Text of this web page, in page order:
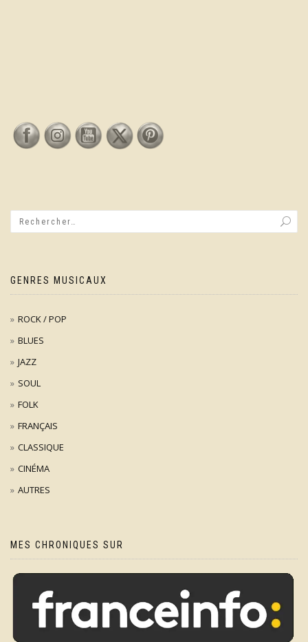
GENRES MUSICAUX
ROCK / POP
BLUES
JAZZ
SOUL
FOLK
FRANÇAIS
CLASSIQUE
CINÉMA
AUTRES
MES CHRONIQUES SUR